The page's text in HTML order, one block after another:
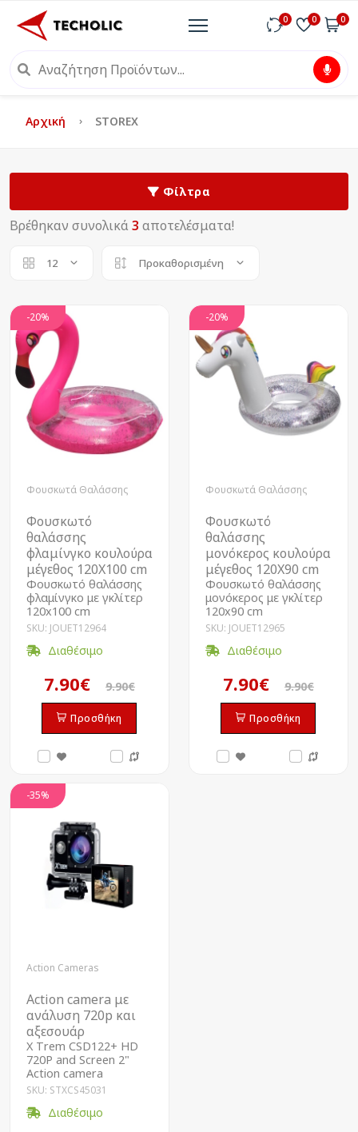
0 0 0
Αρχική STOREX
Φίλτρα
Βρέθηκαν συνολικά 3 αποτελέσματα!
12 Προκαθορισμένη
-20%
Φουσκωτά Θαλάσσης
Φουσκωτό
θαλάσσης
φλαμίνγκο κουλούρα
μέγεθος 120Χ100 cm
Φουσκωτό θαλάσσης
φλαμίνγκο με γκλίτερ
120x100 cm
SKU: JOUET12964
Διαθέσιμο
7.90€ 9.90€
Προσθήκη
-20%
Φουσκωτά Θαλάσσης
Φουσκωτό
θαλάσσης
μονόκερος κουλούρα
μέγεθος 120Χ90 cm
Φουσκωτό θαλάσσης
μονόκερος με γκλίτερ
120x90 cm
SKU: JOUET12965
Διαθέσιμο
7.90€ 9.90€
Προσθήκη
-35%
Action Cameras
Action camera με
ανάλυση 720p και
αξεσουάρ
X Τrem CSD122+ HD
720P and Screen 2"
Action camera
SKU: STXCS45031
Διαθέσιμο